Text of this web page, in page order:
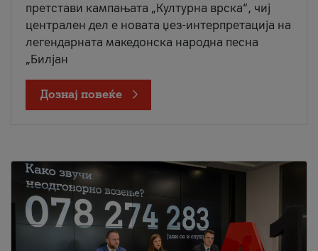
претстави кампањата „Културна врска“, чиј
централен дел е новата џез-интерпретација на
легендарната македонска народна песна
„Билјан
Дознај повеќе